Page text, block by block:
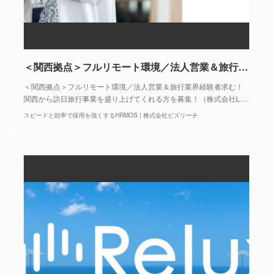
＜関西拠点＞フルリモート環境／法人営業＆旅行業界経験者求む！関西から訪日旅行事業を盛り上げてくれる方を募集！ | 株式会社Loco Partners
＜関西拠点＞フルリモート環境／法人営業＆旅行業界経験者求む！
関西から訪日旅行事業を盛り上げてくれる方を募集！（株式会社L…
スピードと効率で採用を強くするHRMOS | 株式会社ビズリーチ